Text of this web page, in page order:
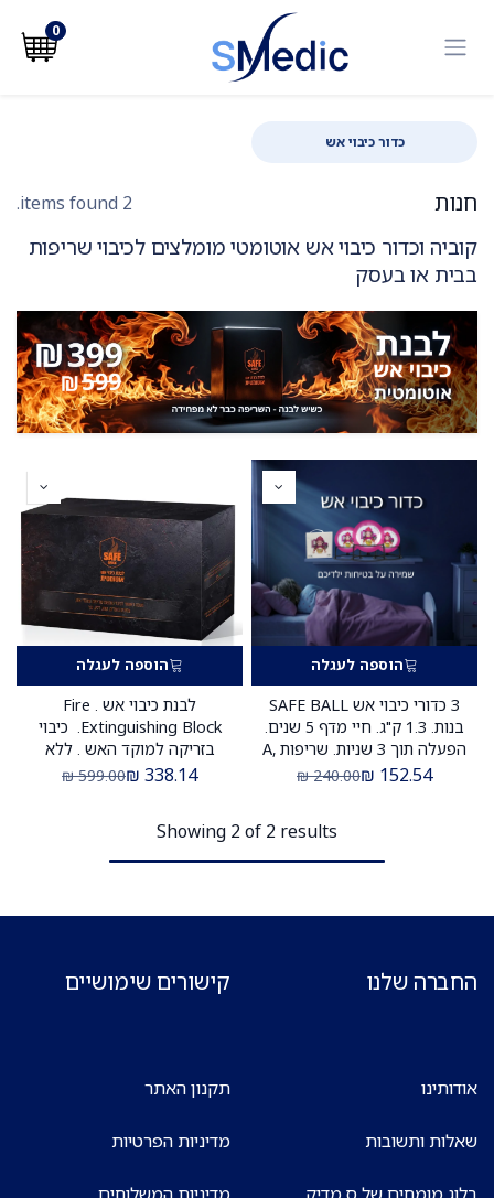
0
כדור כיבוי אש
חנות 2 items found.
קוביה וכדור כיבוי אש אוטומטי מומלצים לכיבוי שריפות
בבית או בעסק
הוספה לעגלה
3 כדורי כיבוי אש SAFE BALL
בנות. 1.3 ק"ג. חיי מדף 5 שנים.
הפעלה תוך 3 שניות. שריפות A,
B, C, E. ס.מדיק יבוא. 3 יח'
152.54
₪
240.00
₪
הוספה לעגלה
לבנת כיבוי אש . Fire
Extinguishing Block. כיבוי
בזריקה למוקד האש . ללא
הכשרה. משקל 3.6 ק"ג. ס.מדיק
338.14
₪
599.00
₪
Showing 2 of 2 results
החברה שלנו
אודותינו
שאלות ותשובות
קישורים שימושיים
תקנון האתר
מדיניות הפרטיות